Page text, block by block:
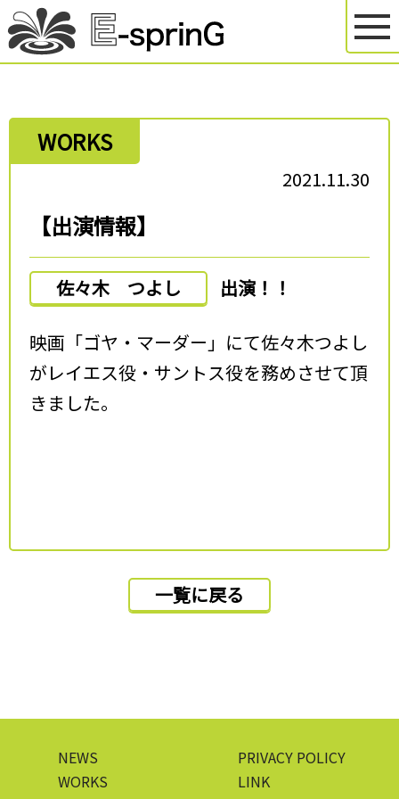
WORKS
2021.11.30
【出演情報】
佐々木 つよし 出演！！
映画「ゴヤ・マーダー」にて佐々木つよし
がレイエス役・サントス役を務めさせて頂
きました。
一覧に戻る
NEWS
WORKS
PRIVACY POLICY
LINK